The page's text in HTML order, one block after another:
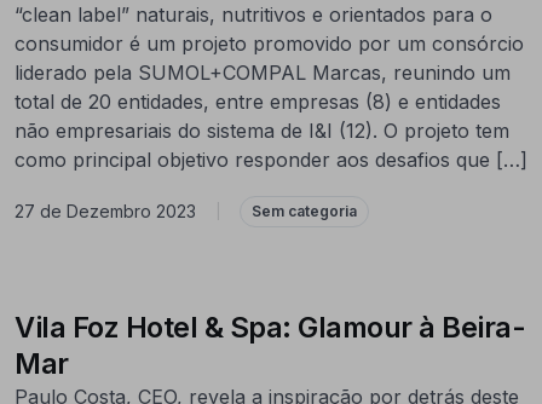
“clean label” naturais, nutritivos e orientados para o
consumidor é um projeto promovido por um consórcio
liderado pela SUMOL+COMPAL Marcas, reunindo um
total de 20 entidades, entre empresas (8) e entidades
não empresariais do sistema de I&I (12). O projeto tem
como principal objetivo responder aos desafios que […]
27 de Dezembro 2023 Sem categoria
Vila Foz Hotel & Spa: Glamour à Beira-
Mar
Paulo Costa, CEO, revela a inspiração por detrás deste